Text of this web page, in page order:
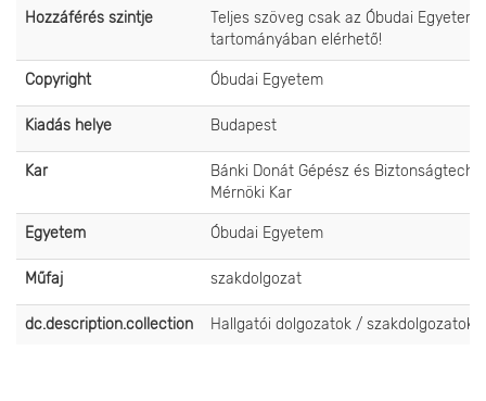
Hozzáférés szintje
Teljes szöveg csak az Óbudai Egyetem
tartományában elérhető!
Copyright Óbudai Egyetem
Kiadás helye Budapest
Kar
Bánki Donát Gépész és
Mérnöki Kar
Egyetem Óbudai Egyetem
Műfaj szakdolgozat
dc.description.collection Hallgatói dolgozatok / szakdolgozatok